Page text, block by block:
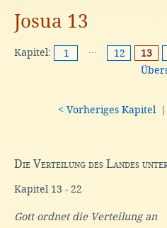
Josua 13
Kapitel: 1 ··· 12 13
< Vorheriges Kapitel
Die Verteilung des Landes
Kapitel 13 - 22
Gott ordnet die Verteilung an